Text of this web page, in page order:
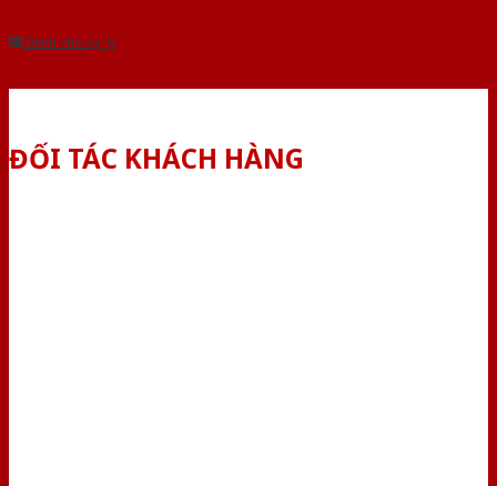
Dành cho đại lý
ĐỐI TÁC KHÁCH HÀNG